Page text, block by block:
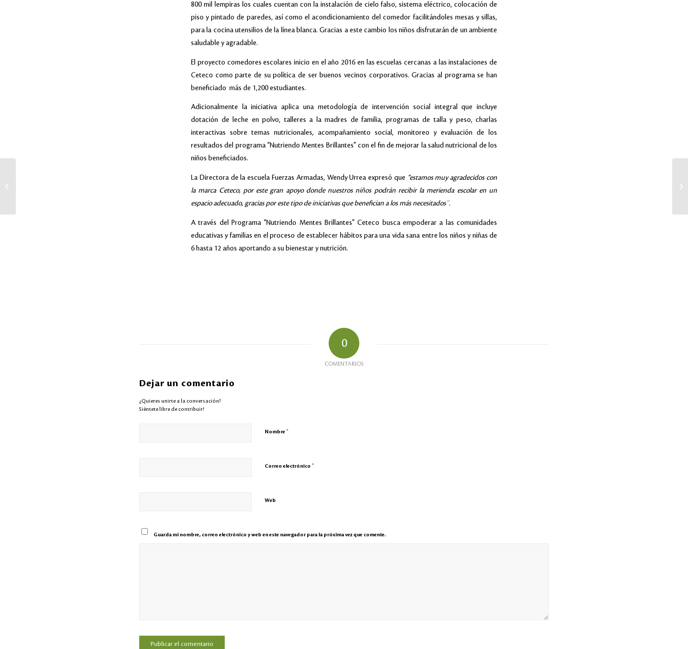
800 mil lempiras los cuales cuentan con la instalación de cielo falso, sistema eléctrico, colocación de
piso y pintado de paredes, así como el acondicionamiento del comedor facilitándoles mesas y sillas,
para la cocina utensilios de la línea blanca. Gracias a este cambio los niños disfrutarán de un ambiente
saludable y agradable.
El proyecto comedores escolares inicio en el año 2016 en las escuelas cercanas a las instalaciones de
Ceteco como parte de su política de ser buenos vecinos corporativos. Gracias al programa se han
beneficiado más de 1,200 estudiantes.
Adicionalmente la iniciativa aplica una metodología de intervención social integral que incluye
dotación de leche en polvo, talleres a la madres de familia, programas de talla y peso, charlas
interactivas sobre temas nutricionales, acompañamiento social, monitoreo y evaluación de los
resultados del programa “Nutriendo Mentes Brillantes” con el fin de mejorar la salud nutricional de los
niños beneficiados.
La Directora de la escuela Fuerzas Armadas, Wendy Urrea expresó que “estamos muy agradecidos con
la marca Ceteco, por este gran apoyo donde nuestros niños podrán recibir la merienda escolar en un
espacio adecuado, gracias por este tipo de iniciativas que benefician a los más necesitados¨.
A través del Programa “Nutriendo Mentes Brillantes” Ceteco busca empoderar a las comunidades
educativas y familias en el proceso de establecer hábitos para una vida sana entre los niños y niñas de
6 hasta 12 años aportando a su bienestar y nutrición.
0
COMENTARIOS
Dejar un comentario
¿Quieres unirte a la conversación?
Siéntete libre de contribuir!
Nombre*
Correo electrónico *
Web
Guarda mi nombre, correo electrónico y web en este navegador para la próxima vez que comente.